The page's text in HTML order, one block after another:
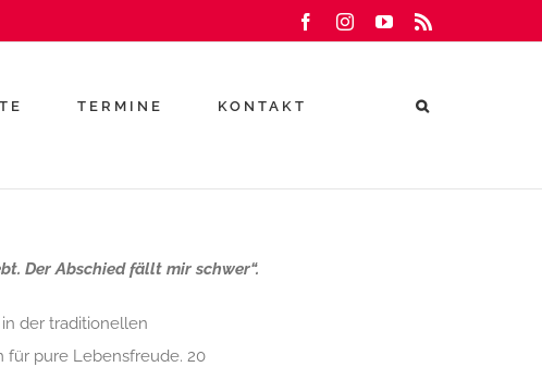
FacebookInstagramYouTube
TERMINE KONTAKT
Der Abschied fällt mir schwer“.
der traditionellen
für pure Lebensfreude. 20